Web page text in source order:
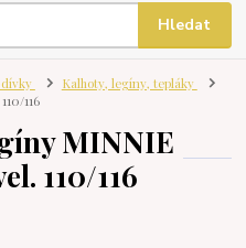
Hledat
Kalhoty, legíny, tepláky
116
MINNIE
110/116